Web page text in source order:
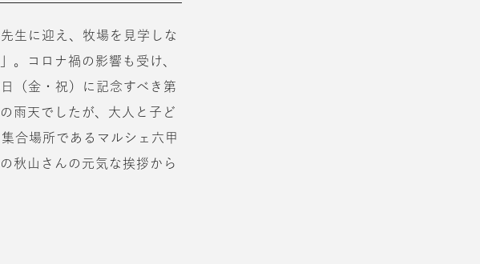
生に迎え、牧場を見学しな
。コロナ禍の影響も受け、
（金・祝）に記念すべき第
雨天でしたが、大人と子ど
合場所であるマルシェ六甲
秋山さんの元気な挨拶から